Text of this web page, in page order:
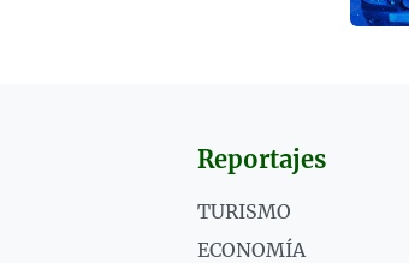
Reportajes
TURISMO
ECONOMÍA